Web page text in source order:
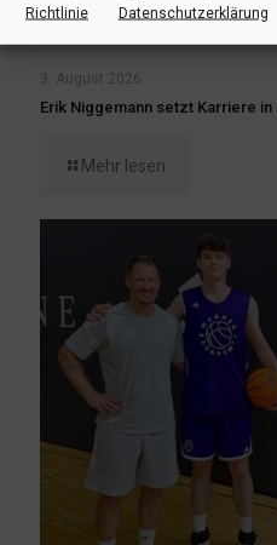
Richtlinie
Datenschutzerklärung
3. August 2026
Erik Niggemann setzt Karriere
Mehr lesen